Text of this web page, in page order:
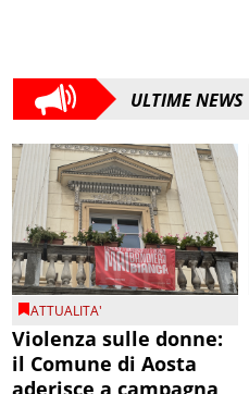
ULTIME NEWS
ATTUALITA'
Violenza sulle donne:
il Comune di Aosta
aderisce a campagna